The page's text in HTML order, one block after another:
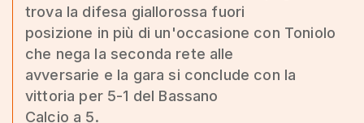
trova la difesa giallorossa fuori
posizione in più di un'occasione con Toniolo
che nega la seconda rete alle
avversarie e la gara si conclude con la
vittoria per 5-1 del Bassano
Calcio a 5.